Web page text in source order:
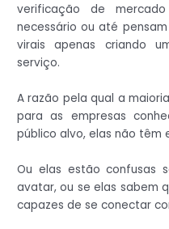
verificação de
necessário ou até
virais apenas criando
serviço.
A razão pela qual a
para as empresas
público alvo, elas não têm
Ou elas estão confusas
avatar, ou se elas sabem
capazes de se conectar